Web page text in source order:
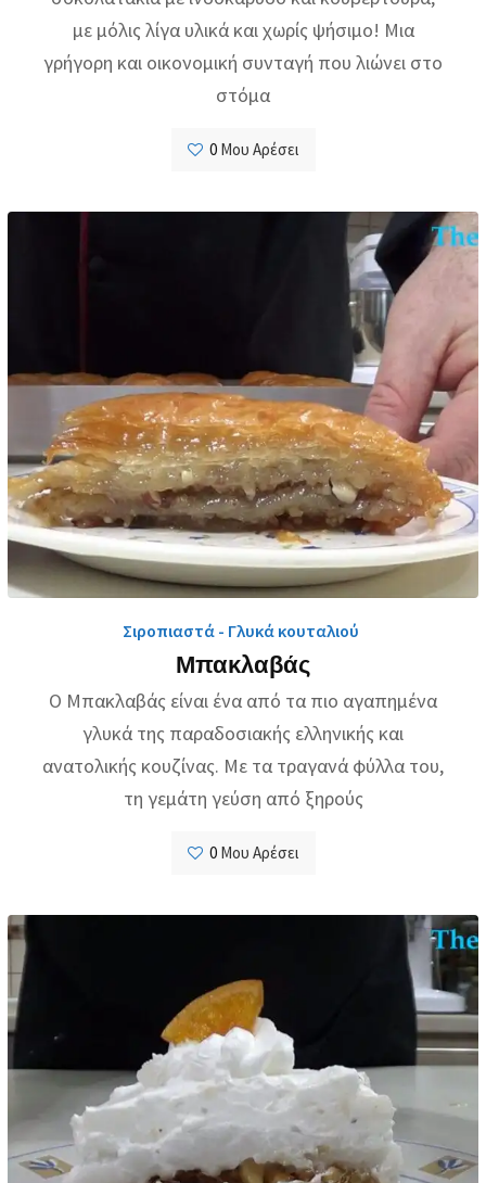
με μόλις λίγα υλικά και χωρίς ψήσιμο! Μια
γρήγορη και οικονομική συνταγή που λιώνει στο
στόμα
0Μου Αρέσει
Σιροπιαστά - Γλυκά κουταλιού
Μπακλαβάς
Ο Μπακλαβάς είναι ένα από τα πιο αγαπημένα
γλυκά της παραδοσιακής ελληνικής και
ανατολικής κουζίνας. Με τα τραγανά φύλλα του,
τη γεμάτη γεύση από ξηρούς
0Μου Αρέσει